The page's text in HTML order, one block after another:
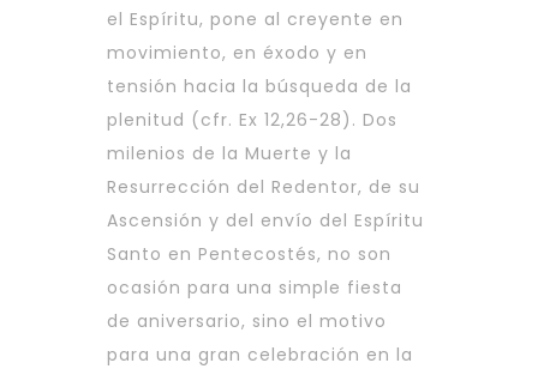
el Espíritu, pone al creyente en
movimiento, en éxodo y en
tensión hacia la búsqueda de la
plenitud (cfr. Ex 12,26-28). Dos
milenios de la Muerte y la
Resurrección del Redentor, de su
Ascensión y del envío del Espíritu
Santo en Pentecostés, no son
ocasión para una simple fiesta
de aniversario, sino el motivo
para una gran celebración en la